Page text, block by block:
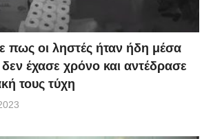
πως οι ληστές ήταν ήδη μέσα
δεν έχασε χρόνο και αντέδρασε
τους τύχη